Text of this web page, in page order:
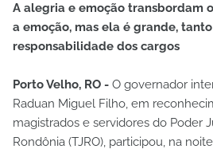
A alegria e emoção transbordam
a emoção, mas ela é grande,
responsabilidade dos cargos
Porto Velho, RO - O governador
Raduan Miguel Filho, em
magistrados e servidores do Poder
Rondônia (TJRO), participou, na